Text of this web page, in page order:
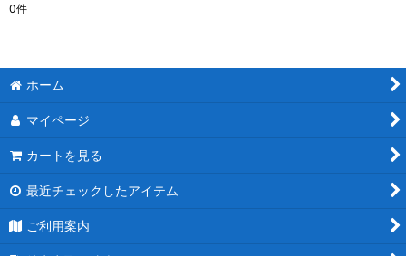
表示数
0件
ホーム
マイページ
カートを見る
最近チェックしたアイテム
ご利用案内